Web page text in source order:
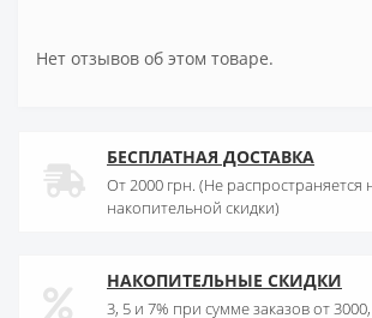
Нет отзывов об этом товаре.
БЕСПЛАТНАЯ ДОСТАВКА
От 2000 грн. (Не распространяется
накопительной скидки)
НАКОПИТЕЛЬНЫЕ СКИДКИ
3, 5 и 7% при сумме заказов от